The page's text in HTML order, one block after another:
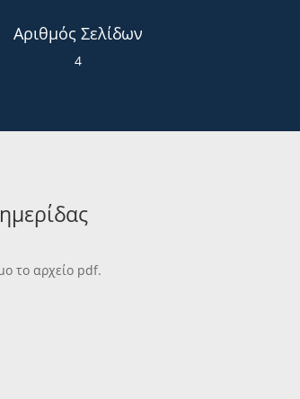
Αριθμός Σελίδων
4
το αρχείο pdf.